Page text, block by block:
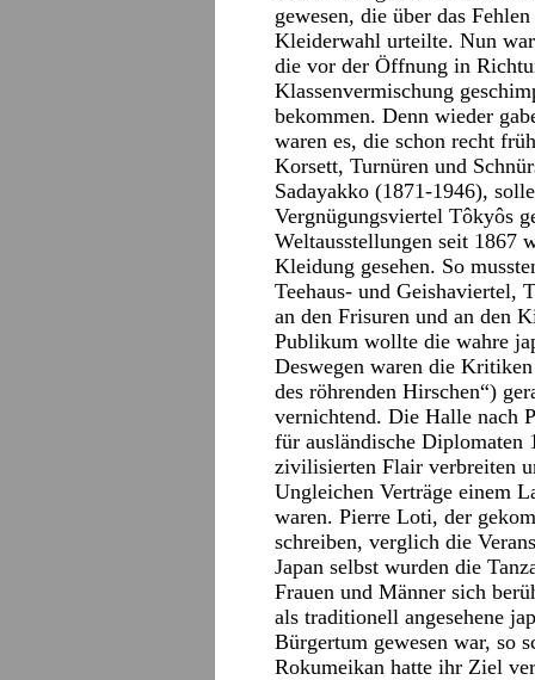
gewesen, die über das
Kleiderwahl urteilte. Nun
die vor der Öffnung in
Klassenvermischung
bekommen. Denn wieder
waren es, die schon recht
Korsett, Turnüren und
Sadayakko (1871-1946),
Vergnügungsviertel Tôkyôs
Weltausstellungen seit 1867
Kleidung gesehen. So
Teehaus- und Geishaviertel,
an den Frisuren und an den
Publikum wollte die wahre
Deswegen waren die
des röhrenden Hirschen“)
vernichtend. Die Halle nach
für ausländische Diplomaten
zivilisierten Flair verbreiten
Ungleichen Verträge einem
waren. Pierre Loti, der
schreiben, verglich die
Japan selbst wurden die
Frauen und Männer sich
als traditionell angesehene
Bürgertum gewesen war, so
Rokumeikan hatte ihr Ziel